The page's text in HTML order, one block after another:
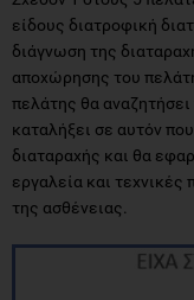
είδους διατροφική
διάγνωση της
αποχώρησης του
πελάτης θα
καταλήξει σε αυτόν
διαταραχής και θα
εργαλεία και
της ασθένειας.